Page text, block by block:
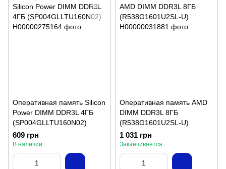
Оперативная память Silicon
Power DIMM DDR3L 4ГБ
(SP004GLLTU160N02)
609 грн
В наличии
Оперативная память AMD
DIMM DDR3L 8ГБ
(R538G1601U2SL-U)
1 031 грн
Заканчивается